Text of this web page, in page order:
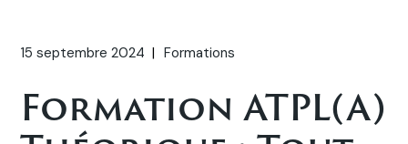
15 septembre 2024 Formations
Formation ATPL(A)